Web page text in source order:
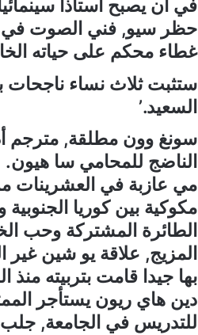
في أن يصبح أستاذا
حظر سيو, فني الصوت في
غطاء محكم على حياته
ستثبت ثلاث نساء ناجحات
السعيد.’
سونغ وون مطلقة, مترجم
الناضج للمحامي سا هيون.
مي عازبة في العشرينات
مكوكية بين كوريا
الطائرة المشتركة وحب
المزيج, علاقة يو شين غير
بها جيدا قامت بتربيته منذ
دين هاي ريون يستأجر
للتدريس في الجامعة,